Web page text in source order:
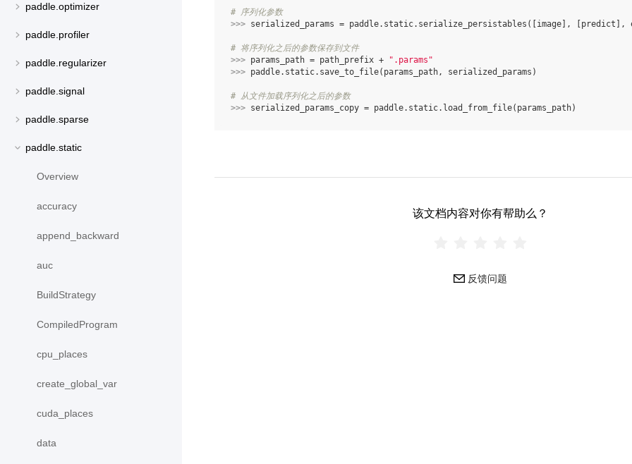
paddle.optimizer
paddle.profiler
paddle.regularizer
paddle.signal
paddle.sparse
paddle.static
Overview
accuracy
append_backward
auc
BuildStrategy
CompiledProgram
cpu_places
create_global_var
cuda_places
data
# 序列化参数
>>> serialized_params = paddle. static. serialize_persistables ([ image ], predict ],
# 将序列化之后的参数保存到文件
>>> params_path = path_prefix +
".params"
>>> paddle. static. save_to_file( params_path, serialized_params )
# 从文件加载序列化之后的参数
>>> serialized_params_copy = paddle. static. load_from_file( params_path)
该文档内容对你有帮助么？
反馈问题